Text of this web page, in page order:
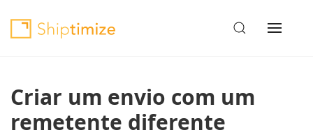
Criar um envio com um
remetente diferente